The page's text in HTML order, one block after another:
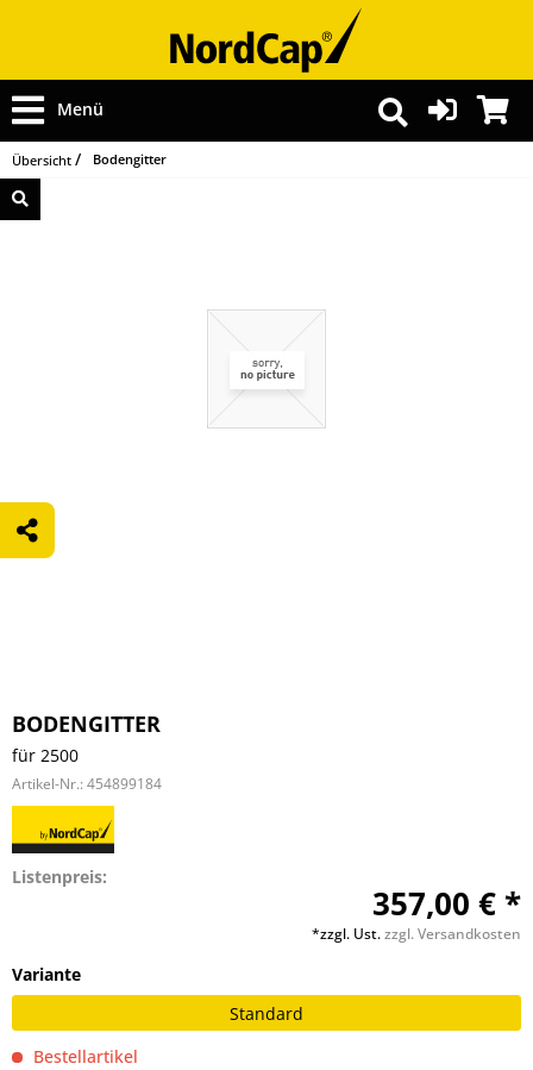
Menü
Übersicht Bodengitter
BODENGITTER
für 2500
Artikel-Nr.: 454899184
Listenpreis:
357,00 € *
*zzgl. Ust.zzgl. Versandkosten
Variante
Standard
Bestellartikel